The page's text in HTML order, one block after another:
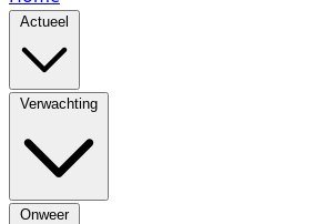
Actueel
Verwachting
Onweer